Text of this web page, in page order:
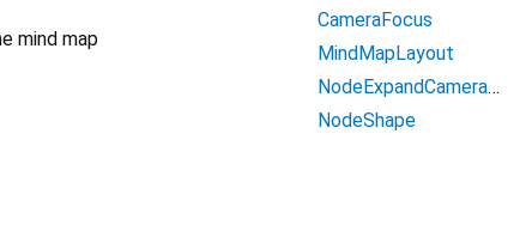
mind map
CameraFocus
MindMapLayout
NodeExpandCameraBehavior
NodeShape